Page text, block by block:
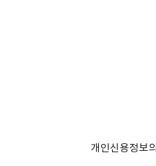
개인신용정보